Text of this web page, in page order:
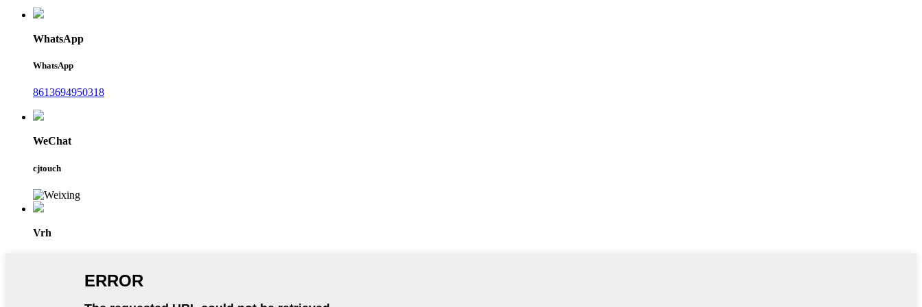
WhatsApp
WhatsApp
8613694950318
WeChat
cjtouch
Vrh